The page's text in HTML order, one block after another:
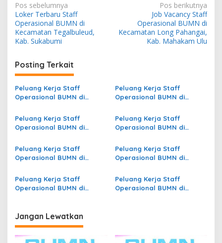
N
a
v
i
g
a
s
i
p
o
s
Pos sebelumnya
Loker Terbaru Staff
Operasional BUMN di
Kecamatan Tegalbuleud,
Kab. Sukabumi
Pos berikutnya
Job Vacancy Staff
Operasional BUMN di
Kecamatan Long Pahangai,
Kab. Mahakam Ulu
Posting Terkait
Peluang Kerja Staff
Operasional BUMN di
Kab. Wonogiri
Peluang Kerja Staff
Operasional BUMN di
Kab. Nduga
Peluang Kerja Staff
Operasional BUMN di
Labuhanbatu
Peluang Kerja Staff
Operasional BUMN di
Kab. Banyumas
Peluang Kerja Staff
Operasional BUMN di
Padangsidimpuan
Hutaimbaru, Kota
Padangsidimpuan
Peluang Kerja Staff
Operasional BUMN di
Rembang
Peluang Kerja Staff
Operasional BUMN di
Peluang Kerja Staff
Operasional BUMN di
Jangan Lewatkan